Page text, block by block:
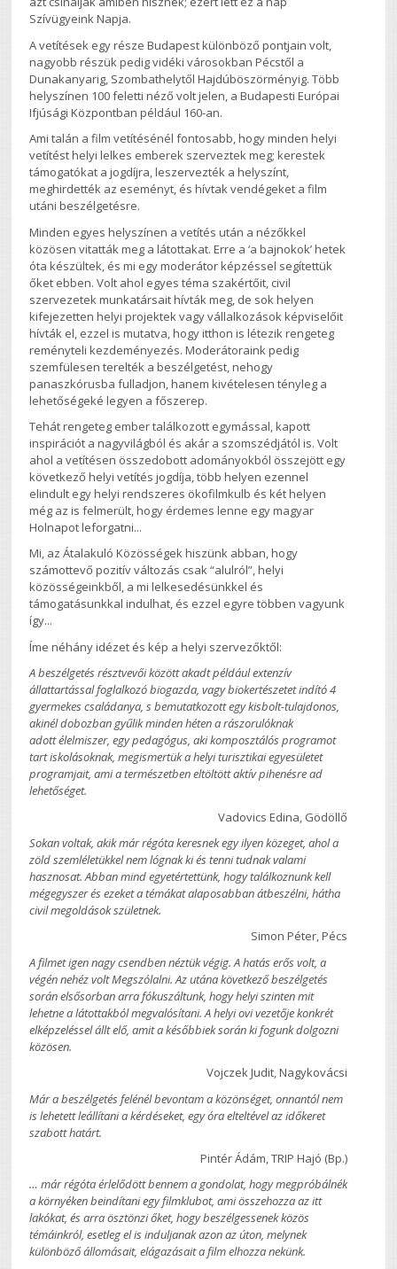
Szívügyeink Napja.
A vetítések egy része Budapest különböző pontjain volt,
nagyobb részük pedig vidéki városokban Pécstől a
Dunakanyarig, Szombathelytől Hajdúböszörményig. Több
helyszínen 100 feletti néző volt jelen, a Budapesti Európai
Ifjúsági Központban például 160-an.
Ami talán a film vetítésénél fontosabb, hogy minden helyi
vetítést helyi lelkes emberek szerveztek meg; kerestek
támogatókat a jogdíjra, leszervezték a helyszínt,
meghirdették az eseményt, és hívtak vendégeket a film
utáni beszélgetésre.
Minden egyes helyszínen a vetítés után a nézőkkel
közösen vitatták meg a látottakat. Erre a ‘a bajnokok’ hetek
óta készültek, és mi egy moderátor képzéssel segítettük
őket ebben. Volt ahol egyes téma szakértőit, civil
szervezetek munkatársait hívták meg, de sok helyen
kifejezetten helyi projektek vagy vállalkozások képviselőit
hívták el, ezzel is mutatva, hogy itthon is létezik rengeteg
reményteli kezdeményezés. Moderátoraink pedig
szemfülesen terelték a beszélgetést, nehogy
panaszkórusba fulladjon, hanem kivételesen tényleg a
lehetőségeké legyen a főszerep.
Tehát rengeteg ember találkozott egymással, kapott
inspirációt a nagyvilágból és akár a szomszédjától is. Volt
ahol a vetítésen összedobott adományokból összejött egy
következő helyi vetítés jogdíja, több helyen ezennel
elindult egy helyi rendszeres ökofilmkulb és két helyen
még az is felmerült, hogy érdemes lenne egy magyar
Holnapot leforgatni...
Mi, az Átalakuló Közösségek hiszünk abban, hogy
számottevő pozitív változás csak “alulról”, helyi
közösségeinkből, a mi lelkesedésünkkel és
támogatásunkkal indulhat, és ezzel egyre többen vagyunk
így...
Íme néhány idézet és kép a helyi szervezőktől:
A beszélgetés résztvevői között akadt például extenzív
állattartással foglalkozó biogazda, vagy biokertészetet indító 4
gyermekes családanya, s bemutatkozott egy kisbolt-tulajdonos,
akinél dobozban gyűlik minden héten a rászorulóknak
adott élelmiszer, egy pedagógus, aki komposztálós programot
tart iskolásoknak, megismertük a helyi turisztikai egyesületet
programjait, ami a természetben eltöltött aktív pihenésre ad
lehetőséget.
Vadovics Edina, Gödöllő
Sokan voltak, akik már régóta keresnek egy ilyen közeget, ahol a
zöld szemléletükkel nem lógnak ki és tenni tudnak valami
hasznosat. Abban mind egyetértettünk, hogy találkoznunk kell
mégegyszer és ezeket a témákat alaposabban átbeszélni, hátha
civil megoldások születnek.
Simon Péter, Pécs
A filmet igen nagy csendben néztük végig. A hatás erős volt, a
végén nehéz volt Megszólalni. Az utána következő beszélgetés
során elsősorban arra fókuszáltunk, hogy helyi szinten mit
lehetne a látottakból megvalósítani. A helyi ovi vezetője konkrét
elképzeléssel állt elő, amit a későbbiek során ki fogunk dolgozni
közösen.
Vojczek Judit, Nagykovácsi
Már a beszélgetés felénél bevontam a közönséget, onnantól nem
is lehetett leállítani a kérdéseket, egy óra elteltével az időkeret
szabott határt.
Pintér Ádám, TRIP Hajó (Bp.)
… már régóta érlelődött bennem a gondolat, hogy megpróbálnék
a környéken beindítani egy filmklubot, ami összehozza az itt
lakókat, és arra ösztönzi őket, hogy beszélgessenek közös
témáinkról, esetleg el is induljanak azon az úton, melynek
különböző állomásait, elágazásait a film elhozza nekünk.